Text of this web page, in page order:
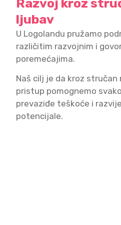
Razvoj kroz
ljubav
U Logolandu pružamo
različitim razvojnim i
poremećajima.
Naš cilj je da kroz stručan
pristup pomognemo
prevaziđe teškoće i
potencijale.